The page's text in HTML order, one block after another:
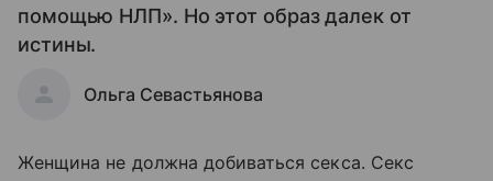
помощью НЛП». Но этот образ далек от
истины.
Ольга Севастьянова
Женщина не должна добиваться секса. Секс